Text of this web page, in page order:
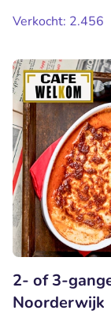
Verkocht: 2.456
2- of 3-
Noorderwijk